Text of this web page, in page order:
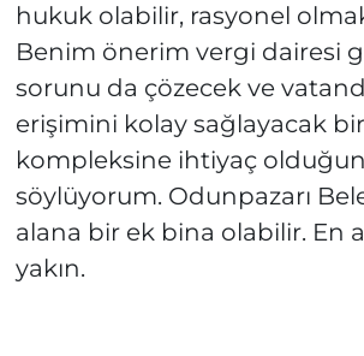
hukuk olabilir, rasyonel
Benim önerim vergi dairesi
sorunu da çözecek ve
erişimini kolay sağlayacak
kompleksine ihtiyaç
söylüyorum. Odunpazarı
alana bir ek bina olabilir. En
yakın.